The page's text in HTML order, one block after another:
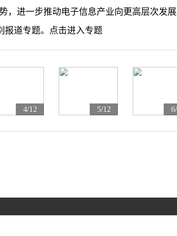
，进一步推动电子信息产业向更高层次发
报道专题。点击进入专题
4/12 5/12